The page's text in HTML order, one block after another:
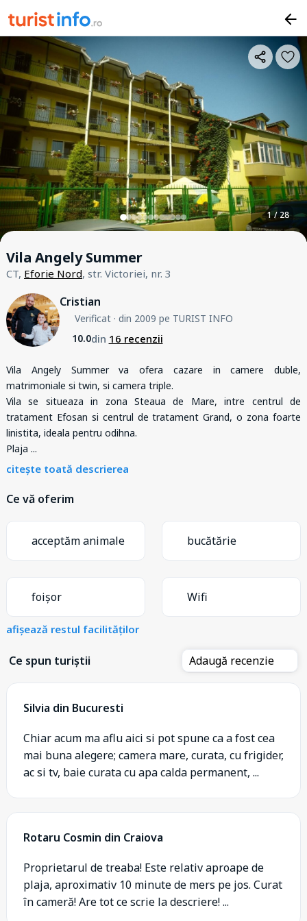
1 / 28
Vila Angely Summer
CT, Eforie Nord, str. Victoriei, nr. 3
Cristian
Verificat· din 2009 pe TURIST INFO
10.0din 16 recenzii
Vila Angely Summer va ofera cazare in camere duble,
matrimoniale si twin, si camera triple.
Vila se situeaza in zona Steaua de Mare, intre centrul de
tratament Efosan si centrul de tratament Grand, o zona foarte
linistita, ideala pentru odihna.
Plaja ...
citește toată descrierea
Ce vă oferim
acceptăm animale bucătărie
foișor Wifi
afișează restul facilităților
Ce spun turiștii Adaugă recenzie
Silvia din Bucuresti
Chiar acum ma aflu aici si pot spune ca a fost cea
mai buna alegere; camera mare, curata, cu frigider,
ac si tv, baie curata cu apa calda permanent, ...
Rotaru Cosmin din Craiova
Proprietarul de treaba! Este relativ aproape de
plaja, aproximativ 10 minute de mers pe jos. Curat
în cameră! Are tot ce scrie la descriere! ...